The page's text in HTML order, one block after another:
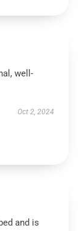
well-
Oct 2, 2024
and is